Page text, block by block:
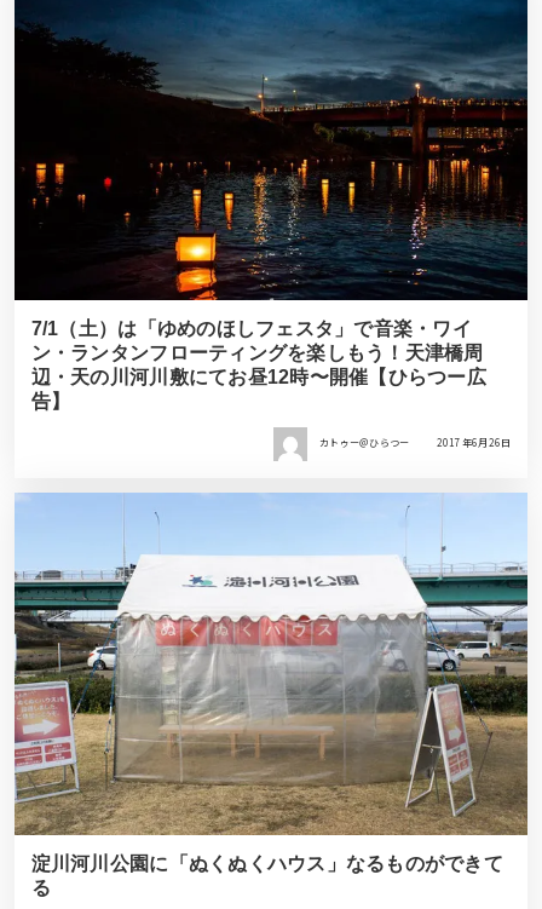
7/1（土）は「ゆめのほしフェスタ」で音楽・ワイ
ン・ランタンフローティングを楽しもう！天津橋周
辺・天の川河川敷にてお昼12時〜開催【ひらつー広
告】
カトゥー＠ひらつー 2017年6月26日
淀川河川公園に「ぬくぬくハウス」なるものができて
る